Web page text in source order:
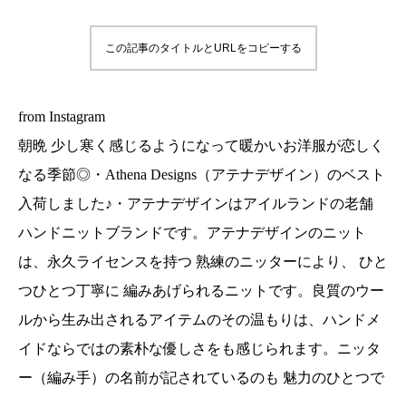
を持つ 熟練のニッターにより、 ひとつひとつ丁寧
イドならではの素朴な優しさをも感じられます。
ニッター（編み手）の名前が記されているのも 魅
そうです♡・その他ウール素材のお洋服やコート
も入荷しております♬・#ユーカリ荘#島根#松江#
古民家#セレクトショップ#雑貨#雑貨屋#ニット
#AthenaDesigns#アテナデザイン#ベスト#手編み
この記事のタイトルとURLをコピーする
from Instagram
朝晩 少し寒く感じるようになって暖かいお洋服が恋しく
なる季節◎・Athena Designs（アテナデザイン）のベスト
入荷しました♪・アテナデザインはアイルランドの老舗
ハンドニットブランドです。アテナデザインのニット
は、永久ライセンスを持つ 熟練のニッターにより、 ひと
つひとつ丁寧に 編みあげられるニットです。良質のウー
ルから生み出されるアイテムのその温もりは、ハンドメ
イドならではの素朴な優しさをも感じられます。ニッタ
ー（編み手）の名前が記されているのも 魅力のひとつで